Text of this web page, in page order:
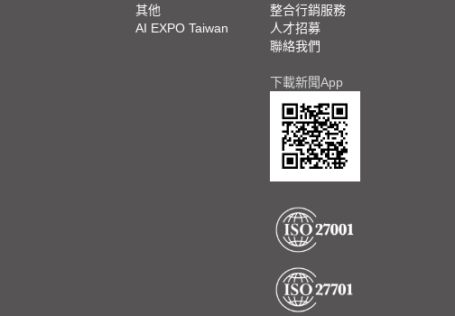
其他
AI EXPO Taiwan
整合行銷服務
人才招募
聯絡我們
下載新聞App